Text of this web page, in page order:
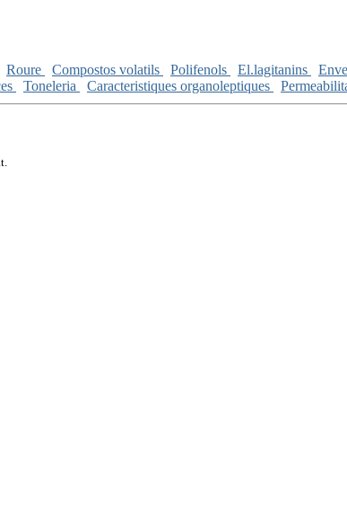
Roure Compostos volatils Polifenols El.lagitanins
Toneleria Caracteristiques organoleptiques